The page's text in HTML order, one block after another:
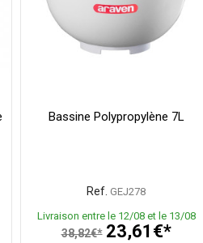
Bassine Polypropylène 7L
Ref. GEJ278
Livraison entre le 12/08 et le 13/08
38,82€* 23,61€*